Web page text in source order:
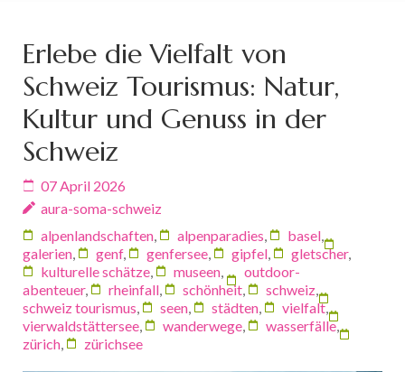
Erlebe die Vielfalt von
Schweiz Tourismus: Natur,
Kultur und Genuss in der
Schweiz
07 April 2026
aura-soma-schweiz
alpenlandschaften
alpenparadies basel
galerien
genf, genfersee gipfel gletscher,
kulturelle schätze
museen
outdoor-
abenteuer, rheinfall schönheit schweiz
schweiz tourismus
seen städten vielfalt,
vierwaldstättersee
wanderwege wasserfälle,
zürich
zürichsee